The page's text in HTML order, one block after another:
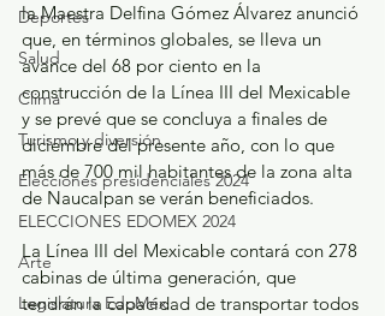
Deportes
Salud
Clima
Turismo y diversión
Elecciones presidenciales 2024
ELECCIONES EDOMEX 2024
Arte
Legislatura EdoMéx
la Maestra Delfina Gómez Álvarez anunció
que, en términos globales, se lleva un
avance del 68 por ciento en la
construcción de la Línea III del Mexicable
y se prevé que se concluya a finales de
diciembre del presente año, con lo que
más de 700 mil habitantes de la zona alta
de Naucalpan se verán beneficiados.
La Línea III del Mexicable contará con 278
cabinas de última generación, que
tendrán la capacidad de transportar todos